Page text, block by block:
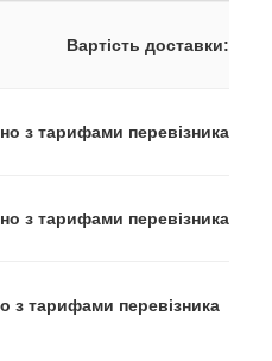
Вартість доставки:
з тарифами перевізника
з тарифами перевізника
з тарифами перевізника